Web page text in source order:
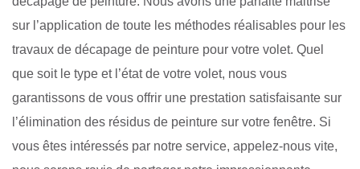
sur l’application de toute les méthodes réalisables pour les
travaux de décapage de peinture pour votre volet. Quel
que soit le type et l’état de votre volet, nous vous
garantissons de vous offrir une prestation satisfaisante sur
l’élimination des résidus de peinture sur votre fenêtre. Si
vous êtes intéressés par notre service, appelez-nous vite,